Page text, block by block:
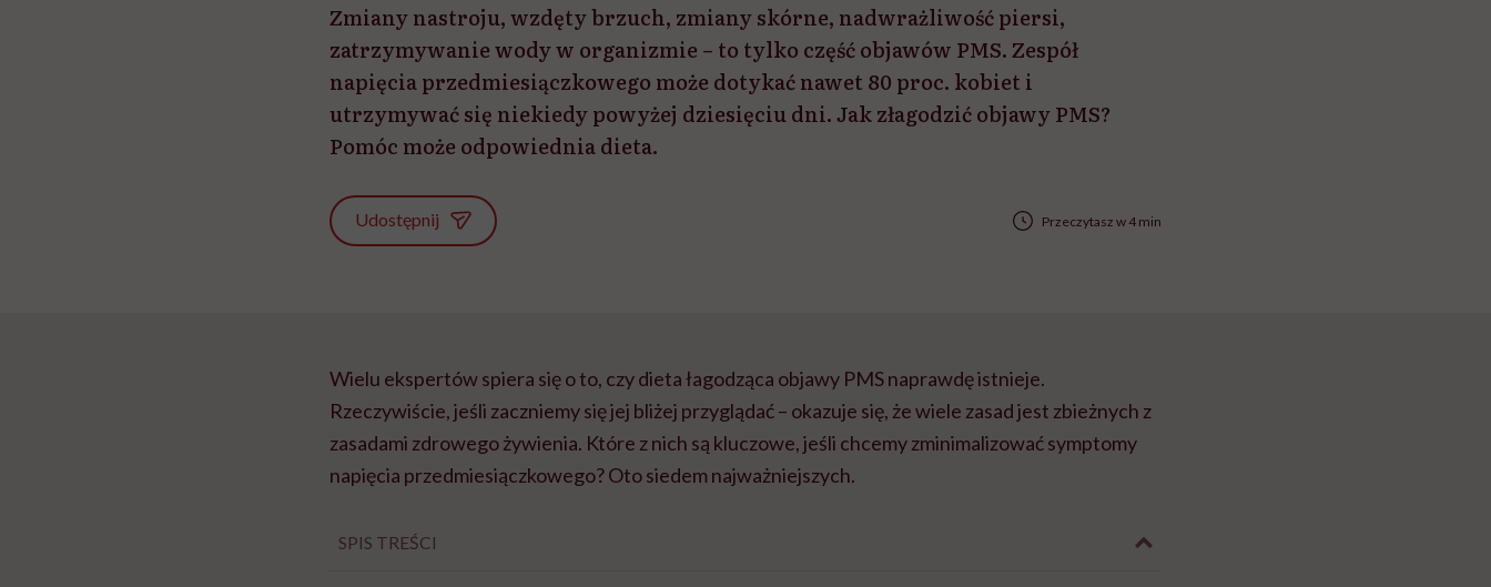
Zmiany nastroju, wzdęty brzuch, zmiany skórne, nadwrażliwość piersi,
zatrzymywanie wody w organizmie – to tylko część objawów PMS. Zespół
napięcia przedmiesiączkowego może dotykać nawet 80 proc. kobiet i
utrzymywać się niekiedy powyżej dziesięciu dni. Jak złagodzić objawy PMS?
Pomóc może odpowiednia dieta.
Udostępnij Przeczytasz w 4 min
Wielu ekspertów spiera się o to, czy dieta łagodząca objawy PMS naprawdę istnieje.
Rzeczywiście, jeśli zaczniemy się jej bliżej przyglądać – okazuje się, że wiele zasad jest zbieżnych z
zasadami zdrowego żywienia. Które z nich są kluczowe, jeśli chcemy zminimalizować symptomy
napięcia przedmiesiączkowego? Oto siedem najważniejszych.
SPIS TREŚCI